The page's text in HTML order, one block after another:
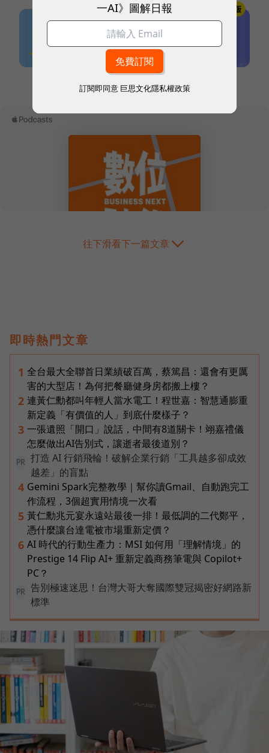
往下滑看下一篇文章
即時熱門文章
1 全台最大全聯首日業績破百萬，蔡篤昌：還會有更厲
害的大型店！為何把餐廳健身房都搬上樓？
2 連黃仁勳都叫年輕人當水電工！程世嘉：智慧通膨重
新定義「有價值的人」到底什麼樣子？
3 一張遺照「開口」說話，中間有8道關卡！翊嘉禮儀
怎麼做出AI告別式，讓逝者最後道別？
PR
打造 AI 行銷飛輪！破解企業行銷「工具越多卻成效
越差」的盲點
4 Gemini Spark完整教學｜幫你讀Gmail、自動跑完工
作流程，3個超實用情境一次看
5 黃仁勳兆元宴永遠站最後一排！最低調的二代鄭平，
憑什麼讓台達電被市場重新定價？
6 AI 時代的行動生產力：MSI 如何用「理解情境」的
Prestige 14 Flip AI+ 重新定義商務筆電與 Copilot+
PC？
PR
告別極速迷思！台灣大哥大奪國際雙冠揭密好網路新
標準
一AI》圖解日報
訂閱即同意 巨思文化隱私權政策